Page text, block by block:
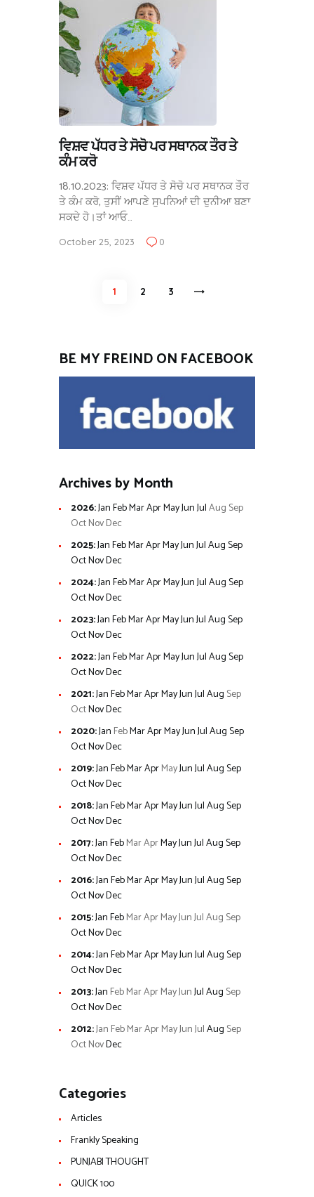
ਵਿਸ਼ਵ ਪੱਧਰ ਤੇ ਸੋਚੋ ਪਰ ਸਥਾਨਕ ਤੌਰ ਤੇ
ਕੰਮ ਕਰੋ
18.10.2023: ਵਿਸ਼ਵ ਪੱਧਰ ਤੇ ਸੋਚੋ ਪਰ ਸਥਾਨਕ ਤੌਰ
ਤੇ ਕੰਮ ਕਰੋ, ਤੁਸੀਂ ਆਪਣੇ ਸੁਪਨਿਆਂ ਦੀ ਦੁਨੀਆ ਬਣਾ
ਸਕਦੇ ਹੋ।ਤਾਂ ਆਓ…
October 25, 2023 0
PAGE
1 PAGE
2 PAGE
3
BE MY FREIND ON FACEBOOK
Archives by Month
2026:JanFebMarAprMayJunJulAug Sep
OctNovDec
2025:JanFebMarAprMayJunJulAugSep
OctNovDec
2024:JanFebMarAprMayJunJulAugSep
OctNovDec
2023:JanFebMarAprMayJunJulAugSep
OctNovDec
2022:JanFebMarAprMayJunJulAugSep
OctNovDec
2021:JanFebMarAprMayJunJulAug Sep
OctNovDec
2020:Jan FebMarAprMayJunJulAugSep
OctNovDec
2019:JanFebMarAprMayJunJulAugSep
OctNovDec
2018:JanFebMarAprMayJunJulAugSep
OctNovDec
2017:JanFebMarAprMayJunJulAugSep
OctNovDec
2016:JanFebMarAprMayJunJulAugSep
OctNovDec
2015:JanFebMarAprMayJunJulAug Sep
OctNovDec
2014:JanFebMarAprMayJunJulAugSep
OctNovDec
2013:Jan FebMarAprMayJunJulAug Sep
OctNovDec
2012:Jan FebMarAprMayJunJulAug Sep
OctNovDec
Categories
Articles
Frankly Speaking
PUNJABI THOUGHT
QUICK 100